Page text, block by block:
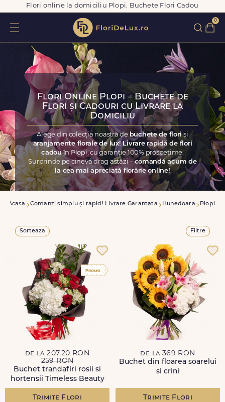
Flori online la domiciliu Plopi. Buchete Flori Cadou
0
Flori Online Plopi – Buchete de
Flori și Cadouri cu Livrare la
Domiciliu
Alege din colecția noastră de buchete de floriși
aranjamente florale de lux! Livrare rapidă de flori
cadouîn Plopi, cu garanție 100% prospețime.
Surprinde pe cineva drag astăzi –comandă acum de
la cea mai apreciată florărie online!
Acasa Comanzi simplu și rapid! Livrare Garantata Hunedoara Plopi
Sorteaza Filtre
de la 207,20 RON
259 RON
Buchet trandafiri rosii si
hortensii Timeless Beauty
Trimite Flori
de la 369 RON
Buchet din floarea soarelui
si crini
Trimite Flori